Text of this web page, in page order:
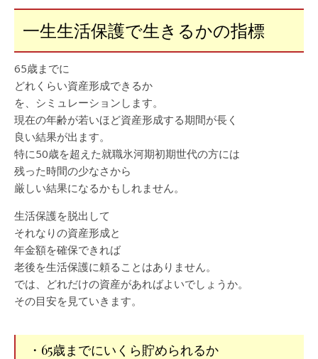
一生生活保護で生きるかの指標
65歳までに
どれくらい資産形成できるか
を、シミュレーションします。
現在の年齢が若いほど資産形成する期間が長く
良い結果が出ます。
特に50歳を超えた就職氷河期初期世代の方には
残った時間の少なさから
厳しい結果になるかもしれません。
生活保護を脱出して
それなりの資産形成と
年金額を確保できれば
老後を生活保護に頼ることはありません。
では、どれだけの資産があればよいでしょうか。
その目安を見ていきます。
・65歳までにいくら貯められるか